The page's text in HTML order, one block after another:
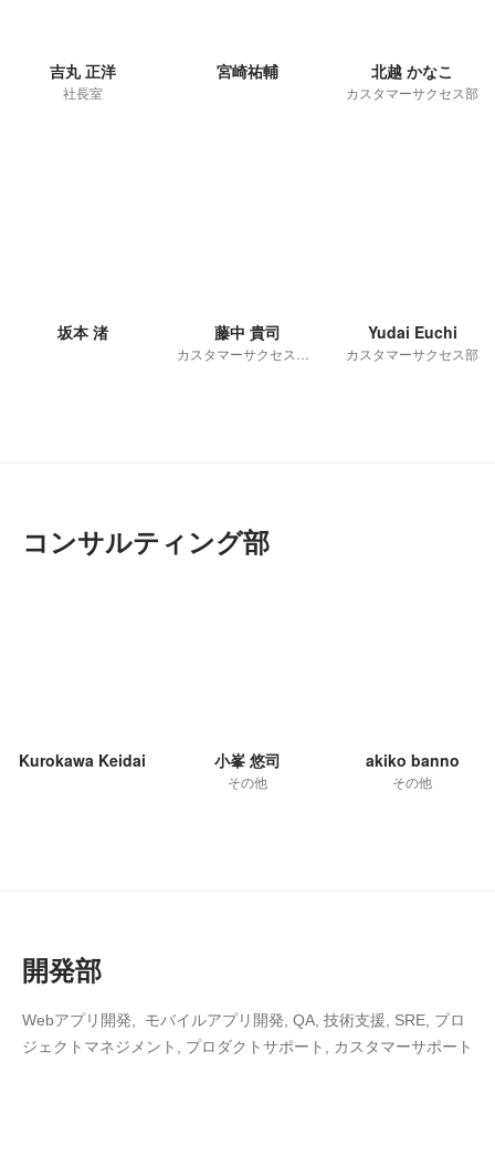
吉丸 正洋
社長室
宮崎祐輔 北越 かなこ
カスタマーサクセス部
坂本 渚 藤中 貴司 Yudai Euchi
カスタマーサクセス部
コンサルティング部
Kurokawa Keidai 小峯 悠司
その他
akiko banno
その他
開発部
Webアプリ開発,  モバイルアプリ開発, QA, 技術支援, SRE, プロ
ジェクトマネジメント, プロダクトサポート, カスタマーサポート